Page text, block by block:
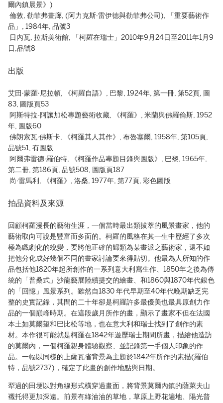
爾內鎮晨景》)
倫敦, 勒菲弗畫廊, (阿力克斯∙雷伊德與勒菲弗公司), 「重要藝術作
品」, 1984年, 品號3
日內瓦, 拉斯美術館, 「柯羅在瑞士」2010年9月24日至2011年1月9
日,品號8
出版
艾田∙蒙羅∙尼拉頓, 《柯羅自語》, 巴黎, 1924年, 第一冊, 第52頁, 圖
83, 圖版頁53
阿斯特拉-阿讓加松專題藝術收藏, 《柯羅》, 米蘭與佛羅倫斯, 1952
年, 圖版60
佛朗索瓦∙佛斯卡, 《柯羅其人其作》, 布魯塞爾, 1958年, 第105頁,
品號51, 有圖版
阿爾弗雷德∙羅伯特, 《柯羅作品專題目錄與圖版》, 巴黎, 1965年,
第二冊, 第186頁, 品號508, 圖版頁187
尚∙雷馬利, 《柯羅》, 洛桑, 1977年, 第77頁, 彩色圖版
拍品資料及來源
回顧柯羅漫長的藝術生涯，一個當時最出類拔萃的風景畫家，他的
藝術取向可說是豐富而多面的。柯羅的風格在其一生中歷經了多次
極為戲劇化的蛻變，要將他正確的歸類為某畫派之藝術家，還不如
把他分化成好幾個不同的畫家討論要來得貼切。他最為人所知的作
品包括他1820年起所創作的一系列意大利寫生作、1850年之後為傳
統的「普桑式」沙龍藝展陸續提交的繪畫、和1860與1870年代銀色
的「回憶」風景系列。雖然自1830 年代早期至40年代晚期缺乏完
整的史實記錄，其間的二十年卻是柯羅許多最優美也最具原創力作
品的一個巔峰時期。在這段歲月所作的畫，顯示了畫家不但在法國
本土如莫爾望和巴比松等地，也在意大利和瑞士找到了創作的素
材。本作很可能就是柯羅在1842年遊歷瑞士期間所畫，描繪他造訪
的莫爾內，一個柯羅親身體驗觀察、並記錄第一手個人印象的作
品。一幅以同樣的上薩瓦省背景為主題於1842年所作的素描(羅伯
特，品號2737)，確定了此畫的創作地點與日期。
犁過的田埂以對角線形式橫穿過畫面，將背景莫爾內鎮的薩萊夫山
襯托得更加深遠。前景有綠油油的草地，草原上野花遍地、陽光普